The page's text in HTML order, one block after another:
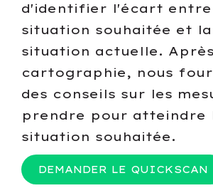
d'identifier l'écart entre
situation souhaitée et la
situation actuelle.
cartographie, nous
des conseils sur les
prendre pour atteindre
situation souhaitée.
DEMANDER LE QUICKSCAN